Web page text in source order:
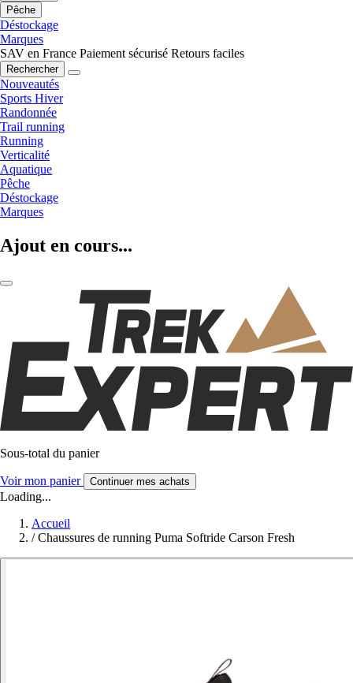
Pêche
Déstockage
Marques
SAV en France Paiement sécurisé Retours faciles
Rechercher
Nouveautés
Sports Hiver
Randonnée
Trail running
Running
Verticalité
Aquatique
Pêche
Déstockage
Marques
Ajout en cours...
Sous-total du panier
Voir mon panier Continuer mes achats
Loading...
Accueil
/ Chaussures de running Puma Softride Carson Fresh